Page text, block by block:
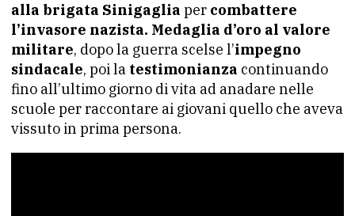
alla brigata Sinigaglia per combattere
l’invasore nazista. Medaglia d’oro al valore
militare, dopo la guerra scelse l’impegno
sindacale, poi la testimonianza continuando
fino all’ultimo giorno di vita ad anadare nelle
scuole per raccontare ai giovani quello che aveva
vissuto in prima persona.